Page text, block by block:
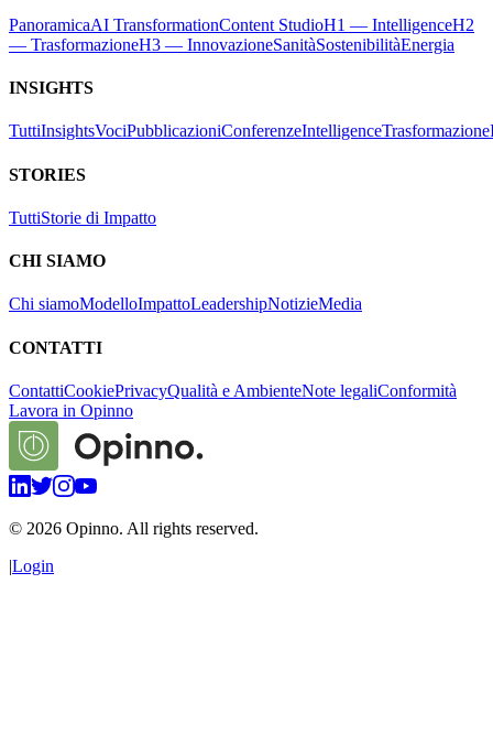
PanoramicaAI TransformationContent StudioH1 — IntelligenceH2
— TrasformazioneH3 — InnovazioneSanitàSostenibilitàEnergia
INSIGHTS
TuttiInsightsVociPubblicazioniConferenzeIntelligenceTrasformazione
STORIES
TuttiStorie di Impatto
CHI SIAMO
Chi siamoModelloImpattoLeadershipNotizieMedia
CONTATTI
ContattiCookiePrivacyQualità e AmbienteNote legaliConformità
Lavora in Opinno
© 2026 Opinno. All rights reserved.
|Login